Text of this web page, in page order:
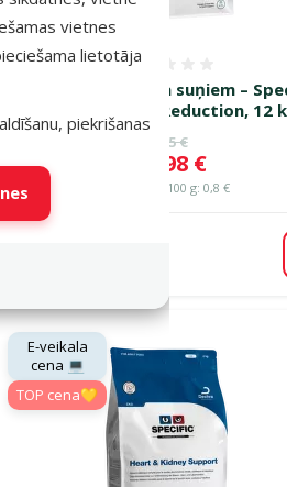
vietnes
lietotāja
piekrišanas
Veterinārā barība suņiem –
CRD-1 Weight Reduction, 12
Oriģinālā cena
125 €
Cena
89,98 €
Cena par 100 g: 0,8 €
-28 %
E-veikala
cena 💻
TOP cena💛